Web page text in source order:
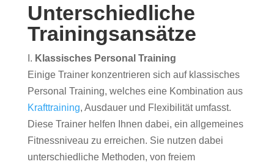
Unterschiedliche
Trainingsansätze
I. Klassisches Personal Training
Einige Trainer konzentrieren sich auf klassisches
Personal Training, welches eine Kombination aus
Krafttraining, Ausdauer und Flexibilität umfasst.
Diese Trainer helfen Ihnen dabei, ein allgemeines
Fitnessniveau zu erreichen. Sie nutzen dabei
unterschiedliche Methoden, von freiem